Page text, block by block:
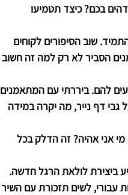
בכם? כיצד תטמיעו
שוב הסיפורים לקוחים
הסביר לא רק למה זה חשוב
להם. ביררתי עם המתאמנים
דף נייר, מה יקרה במידה
אני אהיה? זה הדלק בכל
ביצירת לולאת הרגל חדשה.
עבורי, לשים תזכורת עם השיר